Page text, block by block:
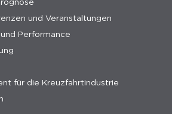
und Veranstaltungen
Performance
für die Kreuzfahrtindustrie